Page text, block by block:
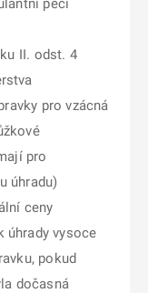
péči
II. odst. 4
pro vzácná
pro
úhradu)
ceny
úhrady vysoce
pokud
dočasná